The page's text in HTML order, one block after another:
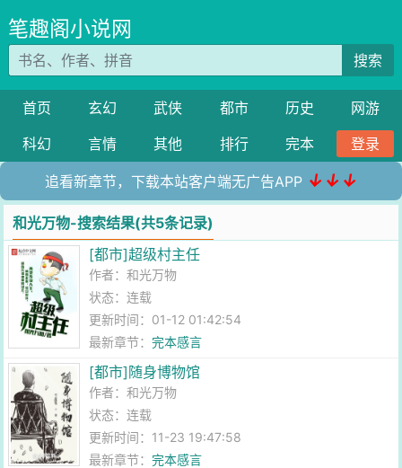
笔趣阁小说网
搜索
首页 玄幻 武侠 都市 历史
网游
科幻
言情 其他 排行 完本 登录
追看新章节，下载本站客户端无广告APP ↓↓↓
和光万物-搜索结果(共5条记录)
[都市]超级村主任
作者：和光万物
状态：连载
更新时间：01-12 01:42:54
最新章节：完本感言
[都市]随身博物馆
作者：和光万物
状态：连载
更新时间：11-23 19:47:58
最新章节：完本感言